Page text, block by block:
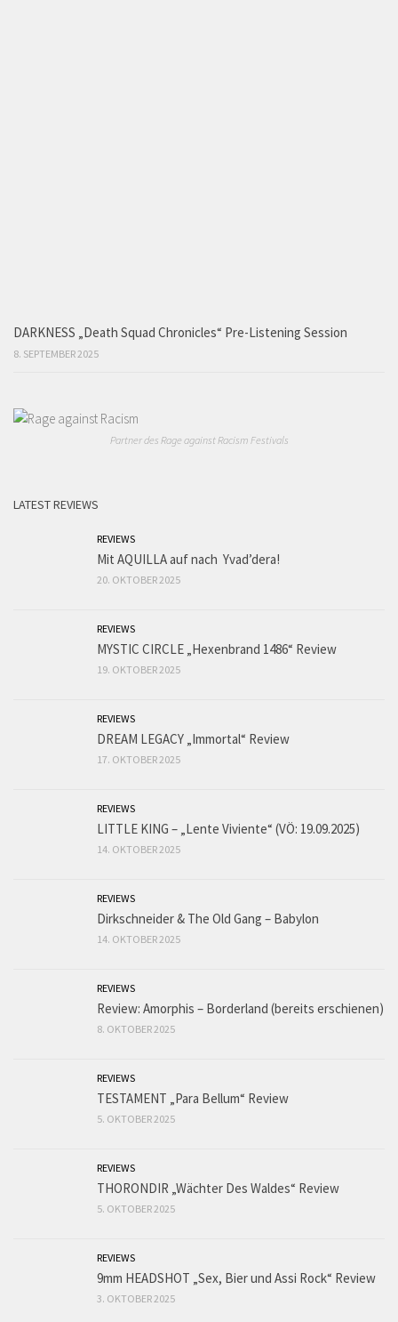
DARKNESS „Death Squad Chronicles“ Pre-Listening Session
8. SEPTEMBER 2025
Partner des Rage against Racism Festivals
LATEST REVIEWS
REVIEWS
Mit AQUILLA auf nach Yvad’dera!
20. OKTOBER 2025
REVIEWS
MYSTIC CIRCLE „Hexenbrand 1486“ Review
19. OKTOBER 2025
REVIEWS
DREAM LEGACY „Immortal“ Review
17. OKTOBER 2025
REVIEWS
LITTLE KING – „Lente Viviente“ (VÖ: 19.09.2025)
14. OKTOBER 2025
REVIEWS
Dirkschneider & The Old Gang – Babylon
14. OKTOBER 2025
REVIEWS
Review: Amorphis – Borderland (bereits erschienen)
8. OKTOBER 2025
REVIEWS
TESTAMENT „Para Bellum“ Review
5. OKTOBER 2025
REVIEWS
THORONDIR „Wächter Des Waldes“ Review
5. OKTOBER 2025
REVIEWS
9mm HEADSHOT „Sex, Bier und Assi Rock“ Review
3. OKTOBER 2025